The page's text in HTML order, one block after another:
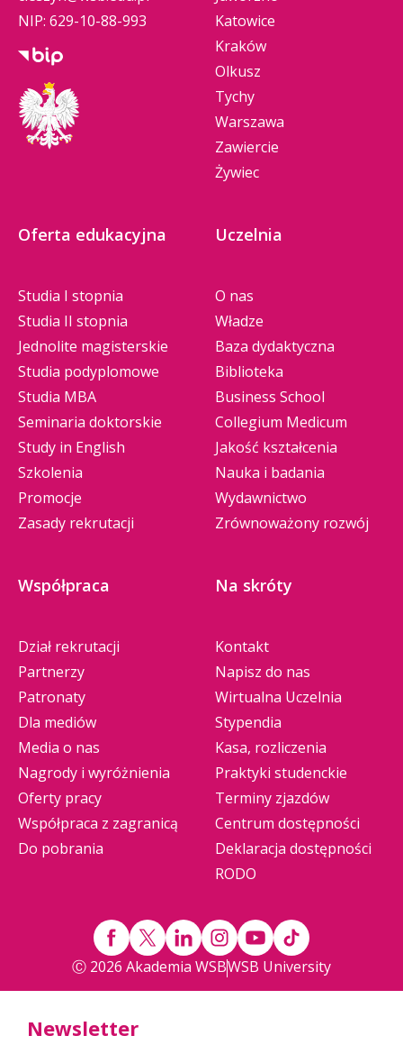
NIP: 629-10-88-993
Katowice
Kraków
Olkusz
Tychy
Warszawa
Zawiercie
Żywiec
Oferta edukacyjna
Studia I stopnia
Studia II stopnia
Jednolite magisterskie
Studia podyplomowe
Studia MBA
Seminaria doktorskie
Study in English
Szkolenia
Promocje
Zasady rekrutacji
Uczelnia
O nas
Władze
Baza dydaktyczna
Biblioteka
Business School
Collegium Medicum
Jakość kształcenia
Nauka i badania
Wydawnictwo
Zrównoważony rozwój
Współpraca
Dział rekrutacji
Partnerzy
Patronaty
Dla mediów
Media o nas
Nagrody i wyróżnienia
Oferty pracy
Współpraca z zagranicą
Do pobrania
Na skróty
Kontakt
Napisz do nas
Wirtualna Uczelnia
Stypendia
Kasa, rozliczenia
Praktyki studenckie
Terminy zjazdów
Centrum dostępności
Deklaracja dostępności
RODO
Ⓒ 2026 Akademia WSBWSB University
Newsletter